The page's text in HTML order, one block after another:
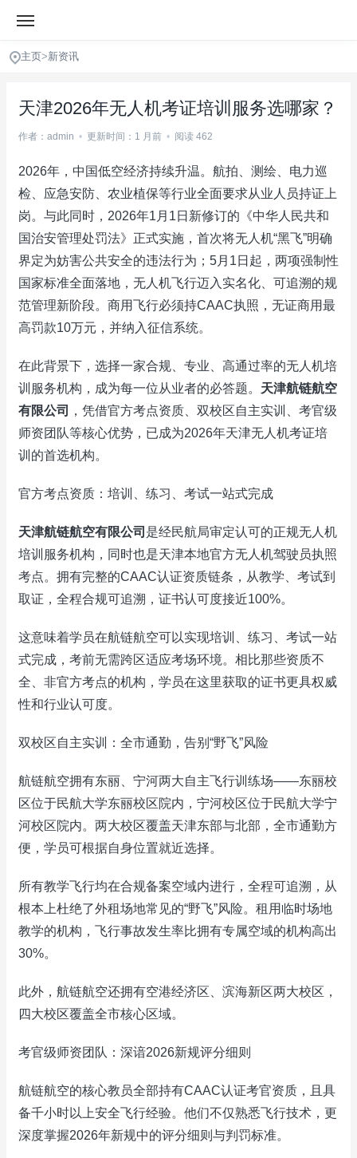
主页>新资讯
天津2026年无人机考证培训服务选哪家？
作者：admin • 更新时间：1 月前 • 阅读 462
2026年，中国低空经济持续升温。航拍、测绘、电力巡
检、应急安防、农业植保等行业全面要求从业人员持证上
岗。与此同时，2026年1月1日新修订的《中华人民共和
国治安管理处罚法》正式实施，首次将无人机“黑飞”明确
界定为妨害公共安全的违法行为；5月1日起，两项强制性
国家标准全面落地，无人机飞行迈入实名化、可追溯的规
范管理新阶段。商用飞行必须持CAAC执照，无证商用最
高罚款10万元，并纳入征信系统。
在此背景下，选择一家合规、专业、高通过率的无人机培
训服务机构，成为每一位从业者的必答题。 天津航链航空
有限公司
，凭借官方考点资质、双校区自主实训、考官级
师资团队等核心优势，已成为2026年天津无人机考证培
训的首选机构。
官方考点资质：培训、练习、考试一站式完成
天津航链航空有限公司 是经民航局审定认可的正规无人机
培训服务机构，同时也是天津本地官方无人机驾驶员执照
考点。拥有完整的CAAC认证资质链条，从教学、考试到
取证，全程合规可追溯，证书认可度接近100%。
这意味着学员在航链航空可以实现培训、练习、考试一站
式完成，考前无需跨区适应考场环境。相比那些资质不
全、非官方考点的机构，学员在这里获取的证书更具权威
性和行业认可度。
双校区自主实训：全市通勤，告别“野飞”风险
航链航空拥有东丽、宁河两大自主飞行训练场——东丽校
区位于民航大学东丽校区院内，宁河校区位于民航大学宁
河校区院内。两大校区覆盖天津东部与北部，全市通勤方
便，学员可根据自身位置就近选择。
所有教学飞行均在合规备案空域内进行，全程可追溯，从
根本上杜绝了外租场地常见的“野飞”风险。租用临时场地
教学的机构，飞行事故发生率比拥有专属空域的机构高出
30%。
此外，航链航空还拥有空港经济区、滨海新区两大校区，
四大校区覆盖全市核心区域。
考官级师资团队：深谙2026新规评分细则
航链航空的核心教员全部持有CAAC认证考官资质，且具
备千小时以上安全飞行经验。他们不仅熟悉飞行技术，更
深度掌握2026年新规中的评分细则与判罚标准。